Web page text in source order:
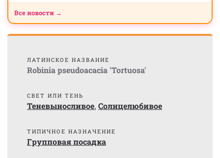
Все новости →
ЛАТИНСКОЕ НАЗВАНИЕ
Robinia pseudoacacia 'Tortuosa'
СВЕТ ИЛИ ТЕНЬ
Теневыносливое, Солнцелюбивое
ТИПИЧНОЕ НАЗНАЧЕНИЕ
Групповая посадка